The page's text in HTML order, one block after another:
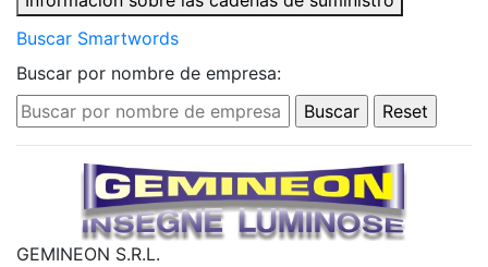
Buscar Smartwords
Buscar por nombre de empresa:
GEMINEON S.R.L.